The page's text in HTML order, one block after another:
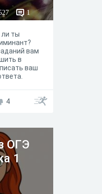
1
ты
вам
в
ваш
4
ОГЭ
1